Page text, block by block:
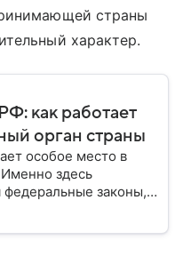
страны
характер.
как работает
орган страны
особое место в
здесь
законы,
экономики и